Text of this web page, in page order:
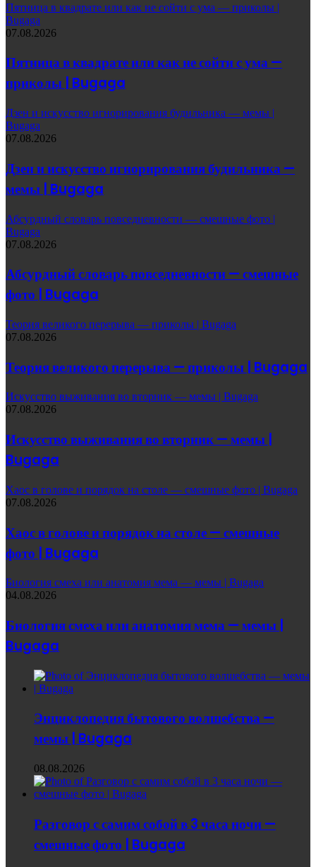
Пятница в квадрате или как не сойти с ума — приколы |
Bugaga
07.08.2026
Пятница в квадрате или как не сойти с ума —
приколы | Bugaga
Дзен и искусство игнорирования будильника — мемы |
Bugaga
07.08.2026
Дзен и искусство игнорирования будильника —
мемы | Bugaga
Абсурдный словарь повседневности — смешные фото |
Bugaga
07.08.2026
Абсурдный словарь повседневности — смешные
фото | Bugaga
Теория великого перерыва — приколы | Bugaga
07.08.2026
Теория великого перерыва — приколы | Bugaga
Искусство выживания во вторник — мемы | Bugaga
07.08.2026
Искусство выживания во вторник — мемы |
Bugaga
Хаос в голове и порядок на столе — смешные фото | Bugaga
07.08.2026
Хаос в голове и порядок на столе — смешные
фото | Bugaga
Биология смеха или анатомия мема — мемы | Bugaga
04.08.2026
Биология смеха или анатомия мема — мемы |
Bugaga
Энциклопедия бытового волшебства —
мемы | Bugaga
08.08.2026
Разговор с самим собой в 3 часа ночи —
смешные фото | Bugaga